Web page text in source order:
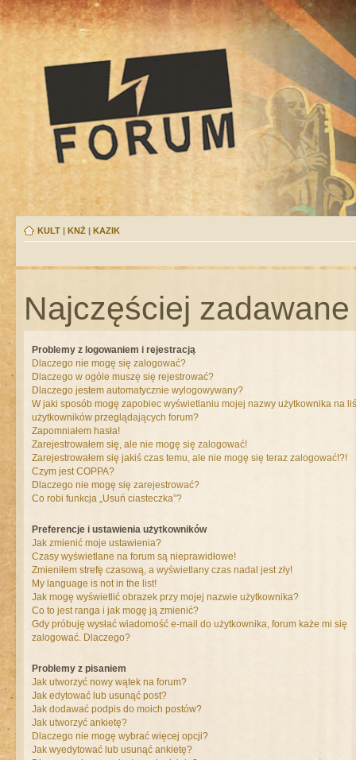
KULT | KNŻ | KAZIK
Najczęściej
Problemy z logowaniem i rejestracją
Dlaczego nie mogę się zalogować?
Dlaczego w ogóle muszę się rejestrować?
Dlaczego jestem automatycznie wylogowywany?
W jaki sposób mogę zapobiec wyświetlaniu mojej nazwy użytkownika na
użytkowników przeglądających forum?
Zapomniałem hasła!
Zarejestrowałem się, ale nie mogę się zalogować!
Zarejestrowałem się jakiś czas temu, ale nie mogę się teraz zalogować!?!
Czym jest COPPA?
Dlaczego nie mogę się zarejestrować?
Co robi funkcja „Usuń ciasteczka”?
Preferencje i ustawienia użytkowników
Jak zmienić moje ustawienia?
Czasy wyświetlane na forum są nieprawidłowe!
Zmieniłem strefę czasową, a wyświetlany czas nadal jest zły!
My language is not in the list!
Jak mogę wyświetlić obrazek przy mojej nazwie użytkownika?
Co to jest ranga i jak mogę ją zmienić?
Gdy próbuję wysłać wiadomość e-mail do użytkownika, forum każe mi się
zalogować. Dlaczego?
Problemy z pisaniem
Jak utworzyć nowy wątek na forum?
Jak edytować lub usunąć post?
Jak dodawać podpis do moich postów?
Jak utworzyć ankietę?
Dlaczego nie mogę wybrać więcej opcji?
Jak wyedytować lub usunąć ankietę?